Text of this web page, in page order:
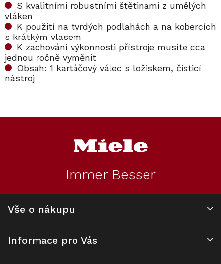
S kvalitními robustními štětinami z umělých
vláken
K použití na tvrdých podlahách a na kobercích
s krátkým vlasem
K zachování výkonnosti přístroje musíte cca
jednou ročně vyměnit
Obsah: 1 kartáčový válec s ložiskem, čisticí
nástroj
Immer Besser
Vše o nákupu
Informace pro Vás